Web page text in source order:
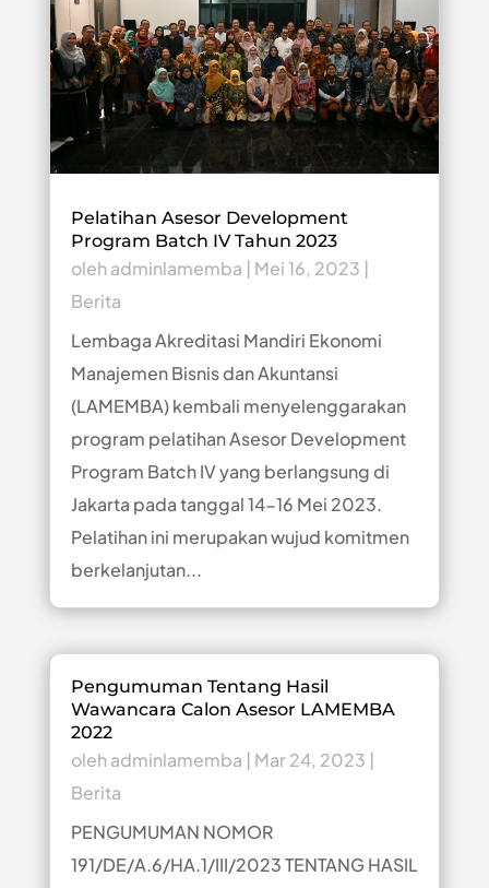
Pelatihan Asesor Development
Program Batch IV Tahun 2023
oleh adminlamemba | Mei 16, 2023 |
Berita
Lembaga Akreditasi Mandiri Ekonomi
Manajemen Bisnis dan Akuntansi
(LAMEMBA) kembali menyelenggarakan
program pelatihan Asesor Development
Program Batch IV yang berlangsung di
Jakarta pada tanggal 14-16 Mei 2023.
Pelatihan ini merupakan wujud komitmen
berkelanjutan...
Pengumuman Tentang Hasil
Wawancara Calon Asesor LAMEMBA
2022
oleh adminlamemba | Mar 24, 2023 |
Berita
PENGUMUMAN NOMOR
191/DE/A.6/HA.1/III/2023 TENTANG HASIL